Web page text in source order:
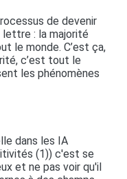
de devenir
lettre : la majorité
le monde. C’est ça,
c’est tout le
les phénomènes
dans les IA
(1)) c'est se
et ne pas voir qu'il